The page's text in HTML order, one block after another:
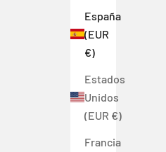
España
(EUR
€)
Estados
Unidos
(EUR €)
Francia